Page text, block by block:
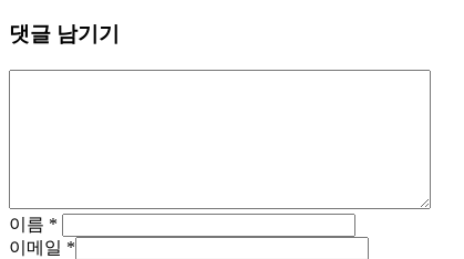
댓글 남기기
이름 *
이메일 *